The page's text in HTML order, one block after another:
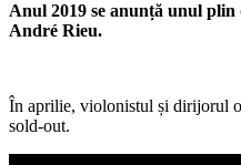
Anul 2019 se anunță unul
André Rieu.
În aprilie, violonistul și dirijorul
sold-out.